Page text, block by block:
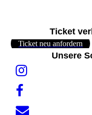
Ticket
Ticket neu anfordern
Unsere